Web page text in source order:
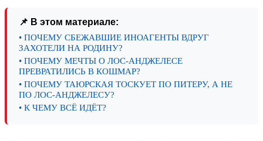
📌 В этом материале:
• ПОЧЕМУ СБЕЖАВШИЕ ИНОАГЕНТЫ ВДРУГ
ЗАХОТЕЛИ НА РОДИНУ?
• ПОЧЕМУ МЕЧТЫ О ЛОС-АНДЖЕЛЕСЕ
ПРЕВРАТИЛИСЬ В КОШМАР?
• ПОЧЕМУ ТАЮРСКАЯ ТОСКУЕТ ПО ПИТЕРУ, А НЕ
ПО ЛОС-АНДЖЕЛЕСУ?
• К ЧЕМУ ВСЁ ИДЁТ?